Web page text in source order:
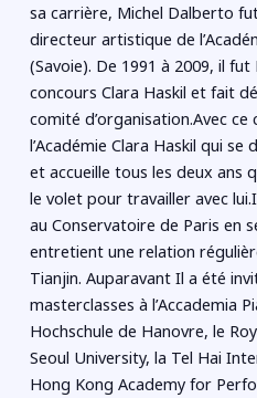
sa carrière, Michel Dalberto
directeur artistique de
(Savoie). De 1991 à 2009, il
concours Clara Haskil et fait
comité d’organisation.Avec
l’Académie Clara Haskil qui se
et accueille tous les deux ans
le volet pour travailler avec
au Conservatoire de Paris en
entretient une relation
Tianjin. Auparavant Il a été
masterclasses à l’Accademia
Hochschule de Hanovre, le
Seoul University, la Tel Hai
Hong Kong Academy for